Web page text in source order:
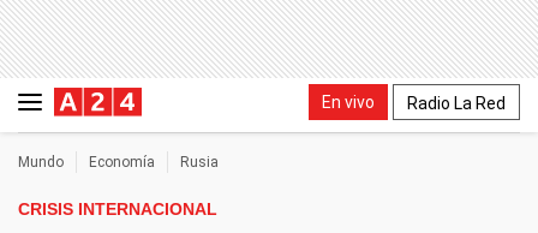
En vivo Radio La Red
Mundo Economía Rusia
CRISIS INTERNACIONAL